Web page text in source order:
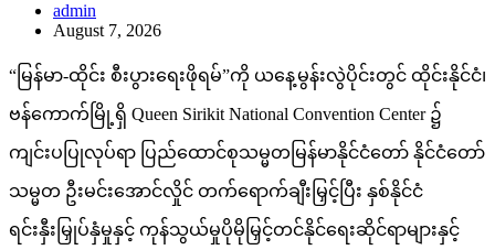
admin
August 7, 2026
“မြန်မာ-ထိုင်း စီးပွားရေးဖိုရမ်”ကို ယနေ့မွန်းလွဲပိုင်းတွင် ထိုင်းနိုင်ငံ၊
ဗန်ကောက်မြို့ရှိ Queen Sirikit National Convention Center ၌
ကျင်းပပြုလုပ်ရာ ပြည်ထောင်စုသမ္မတမြန်မာနိုင်ငံတော် နိုင်ငံတော်
သမ္မတ ဦးမင်းအောင်လှိုင် တက်ရောက်ချီးမြှင့်ပြီး နှစ်နိုင်ငံ
ရင်းနှီးမြှုပ်နှံမှုနှင့် ကုန်သွယ်မှုပိုမိုမြှင့်တင်နိုင်ရေးဆိုင်ရာများနှင့်